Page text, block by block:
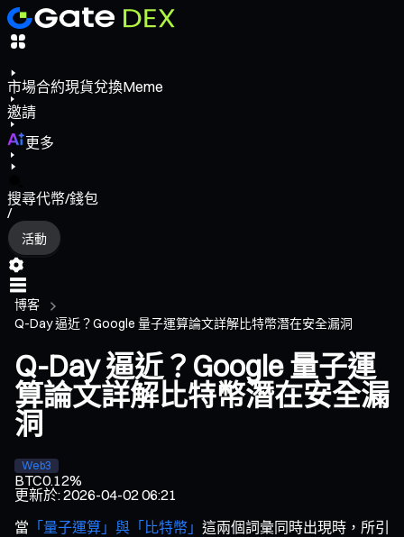
市場合約現貨兌換Meme
邀請
更多
搜尋代幣/錢包
/
活動
博客
Q-Day 逼近？Google 量子運算論文詳解比特幣潛在安全漏洞
Q-Day 逼近？Google 量子運
算論文詳解比特幣潛在安全漏
洞
Web3
BTC0.12%
更新於:2026-04-02 06:21
當 「量子運算」與「比特幣」 這兩個詞彙同時出現時，所引